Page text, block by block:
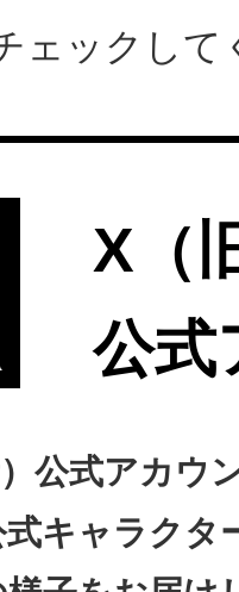
ェックして
X（
公式
公式アカウ
キャラクタ